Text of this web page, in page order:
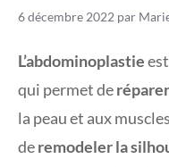
6 décembre 2022 par
L’abdominoplastie
qui permet deréparer
la peau et aux
deremodeler la